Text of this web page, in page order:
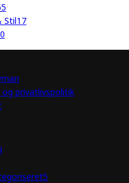
Stil17
og privatlivspolitik
5